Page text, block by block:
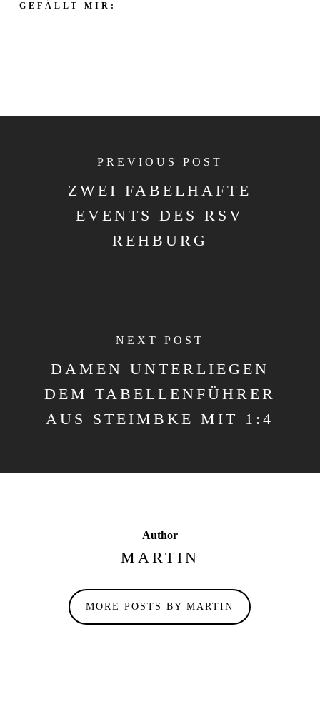
GEFÄLLT MIR:
PREVIOUS POST
ZWEI FABELHAFTE
EVENTS DES RSV
REHBURG
NEXT POST
DAMEN UNTERLIEGEN
DEM TABELLENFÜHRER
AUS STEIMBKE MIT 1:4
Author
MARTIN
MORE POSTS BY MARTIN